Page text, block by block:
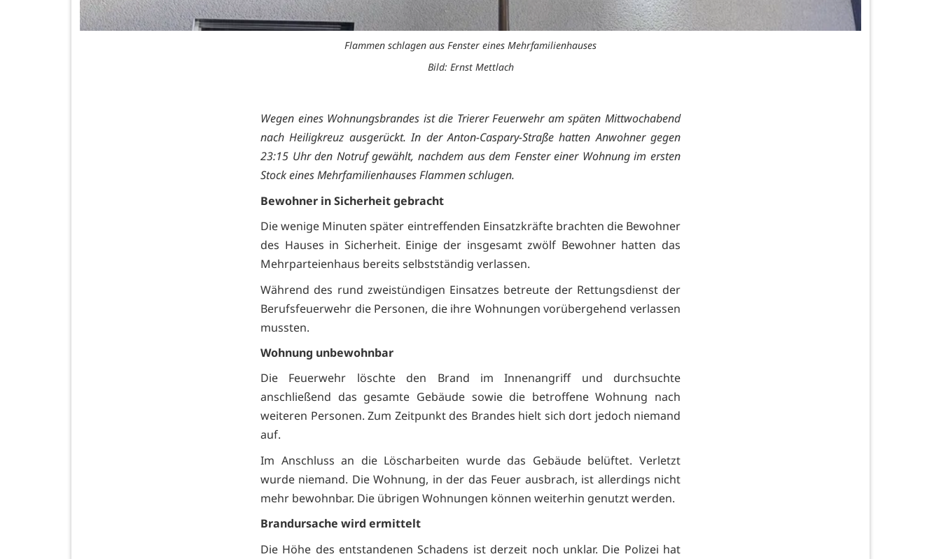
Flammen schlagen aus Fenster eines Mehrfamilienhauses
Bild: Ernst Mettlach
Wegen eines Wohnungsbrandes ist die Trierer Feuerwehr am späten Mittwochabend
nach Heiligkreuz ausgerückt. In der Anton-Caspary-Straße hatten Anwohner gegen
23:15 Uhr den Notruf gewählt, nachdem aus dem Fenster einer Wohnung im ersten
Stock eines Mehrfamilienhauses Flammen schlugen.
Bewohner in Sicherheit gebracht
Die wenige Minuten später eintreffenden Einsatzkräfte brachten die Bewohner
des Hauses in Sicherheit. Einige der insgesamt zwölf Bewohner hatten das
Mehrparteienhaus bereits selbstständig verlassen.
Während des rund zweistündigen Einsatzes betreute der Rettungsdienst der
Berufsfeuerwehr die Personen, die ihre Wohnungen vorübergehend verlassen
mussten.
Wohnung unbewohnbar
Die Feuerwehr löschte den Brand im Innenangriff und durchsuchte
anschließend das gesamte Gebäude sowie die betroffene Wohnung nach
weiteren Personen. Zum Zeitpunkt des Brandes hielt sich dort jedoch niemand
auf.
Im Anschluss an die Löscharbeiten wurde das Gebäude belüftet. Verletzt
wurde niemand. Die Wohnung, in der das Feuer ausbrach, ist allerdings nicht
mehr bewohnbar. Die übrigen Wohnungen können weiterhin genutzt werden.
Brandursache wird ermittelt
Die Höhe des entstandenen Schadens ist derzeit noch unklar. Die Polizei hat